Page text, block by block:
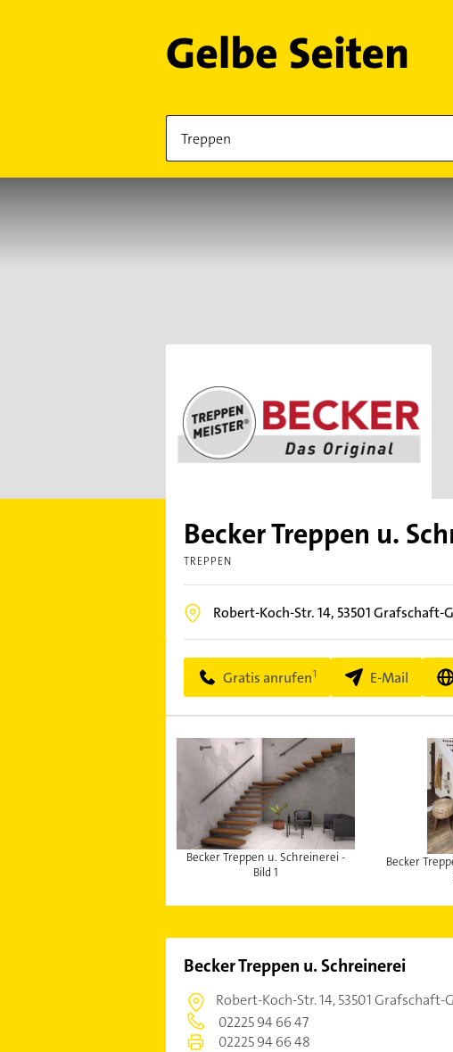
Becker Treppen u.
TREPPEN
Robert-Koch-Str. 14, 53501Grafschaft-
Gratis anrufen E-Mail
Becker Treppen u. Schreinerei -
Bild 1
Becker
Becker Treppen u. Schreinerei
Robert-Koch-Str. 14,53501 Grafschaft-
02225 94 66 47
02225 94 66 48